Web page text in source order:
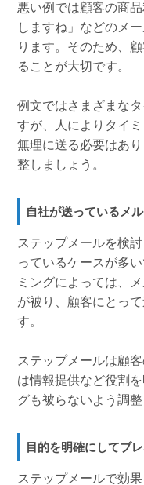
悪い例では顧客の商
しますね」などのメ
ります。そのため、
ることが大切です。
例文ではさまざまな
すが、人によりタイ
無理に送る必要はあ
整しましょう。
自社が送っているメ
ステップメールを検
っているケースが多
ミングによっては、
が被り、顧客にとっ
す。
ステップメールは顧
は情報提供など役割
グも被らないよう調整
目的を明確にしてブ
ステップメールで効